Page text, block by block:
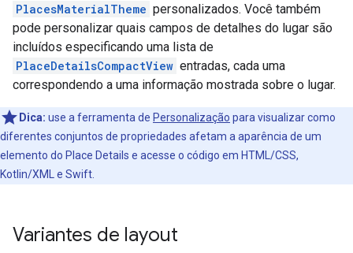
PlacesMaterialTheme personalizados. Você também
pode personalizar quais campos de detalhes do lugar são
incluídos especificando uma lista de
PlaceDetailsCompactView entradas, cada uma
correspondendo a uma informação mostrada sobre o lugar.
Dica: use a ferramenta de Personalização para visualizar como
diferentes conjuntos de propriedades afetam a aparência de um
elemento do Place Details e acesse o código em HTML/CSS,
Kotlin/XML e Swift.
Variantes de layout